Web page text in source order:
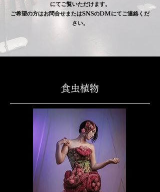
にてご覧いただけます。
ご希望の方はお問合せまたはSNSのDMにてご連絡くだ
さい。
食虫植物